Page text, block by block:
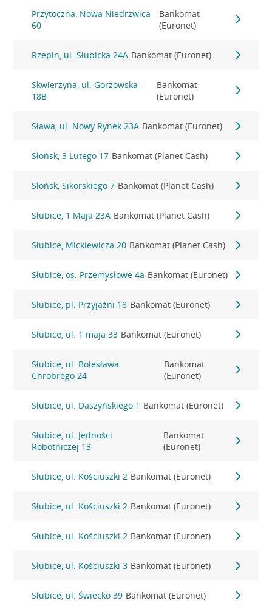
Przytoczna, Nowa Niedrzwica
60
Bankomat
(Euronet)
Rzepin, ul. Słubicka 24A Bankomat (Euronet)
Skwierzyna, ul. Gorzowska
18B
Bankomat
(Euronet)
Sława, ul. Nowy Rynek 23A Bankomat (Euronet)
Słońsk, 3 Lutego 17 Bankomat (Planet Cash)
Słońsk, Sikorskiego 7 Bankomat (Planet Cash)
Słubice, 1 Maja 23A Bankomat (Planet Cash)
Słubice, Mickiewicza 20 Bankomat (Planet Cash)
Słubice, os. Przemysłowe 4a Bankomat (Euronet)
Słubice, pl. Przyjaźni 18 Bankomat (Euronet)
Słubice, ul. 1 maja 33 Bankomat (Euronet)
Słubice, ul. Bolesława
Chrobrego 24
Bankomat
(Euronet)
Słubice, ul. Daszyńskiego 1 Bankomat (Euronet)
Słubice, ul. Jedności
Robotniczej 13
Bankomat
(Euronet)
Słubice, ul. Kościuszki 2 Bankomat (Euronet)
Słubice, ul. Kościuszki 2 Bankomat (Euronet)
Słubice, ul. Kościuszki 2 Bankomat (Euronet)
Słubice, ul. Kościuszki 3 Bankomat (Euronet)
Słubice, ul. Świecko 39 Bankomat (Euronet)